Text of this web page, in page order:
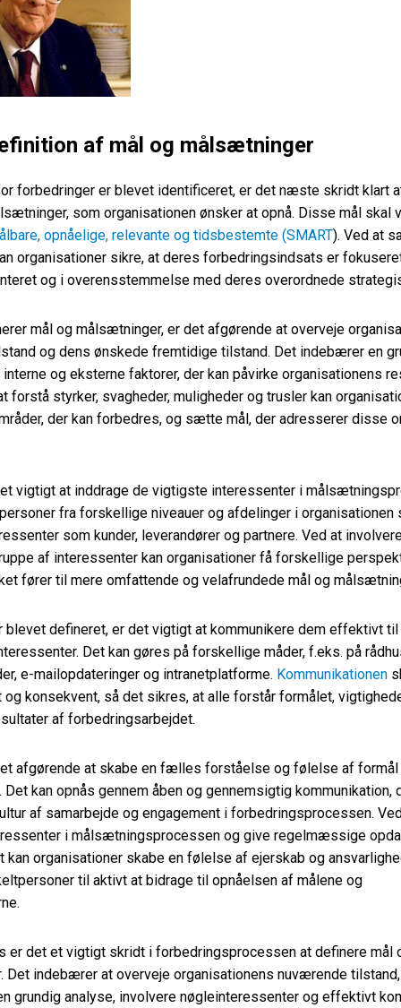
af mål og målsætninger
forbedringer er blevet identificeret, er det næste skridt klart
som organisationen ønsker at opnå. Disse mål skal
opnåelige, relevante og tidsbestemte (SMART). Ved at
organisationer sikre, at deres forbedringsindsats er
og i overensstemmelse med deres overordnede
mål og målsætninger, er det afgørende at overveje
og dens ønskede fremtidige tilstand. Det indebærer en
og eksterne faktorer, der kan påvirke organisationens
forstå styrker, svagheder, muligheder og trusler kan
der kan forbedres, og sætte mål, der adresserer disse
vigtigt at inddrage de vigtigste interessenter i
fra forskellige niveauer og afdelinger i organisationen
som kunder, leverandører og partnere. Ved at
af interessenter kan organisationer få forskellige
fører til mere omfattende og velafrundede mål og
blevet defineret, er det vigtigt at kommunikere dem effektivt
Det kan gøres på forskellige måder, f.eks. på
e-mailopdateringer og intranetplatforme. Kommunikationen
og konsekvent, så det sikres, at alle forstår formålet,
af forbedringsarbejdet.
afgørende at skabe en fælles forståelse og følelse af formål
kan opnås gennem åben og gennemsigtig kommunikation,
af samarbejde og engagement i forbedringsprocessen.
i målsætningsprocessen og give regelmæssige
kan organisationer skabe en følelse af ejerskab og
til aktivt at bidrage til opnåelsen af målene og
er det et vigtigt skridt i forbedringsprocessen at definere mål
Det indebærer at overveje organisationens nuværende tilstand,
grundig analyse, involvere nøgleinteressenter og effektivt